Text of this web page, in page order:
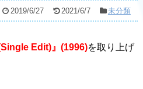
2019/6/27 2021/6/7 未分類
Edit) 』(1996)を取り上げ